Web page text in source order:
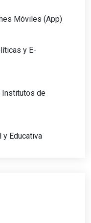
Móviles (App)
y E-
Institutos de
y Educativa